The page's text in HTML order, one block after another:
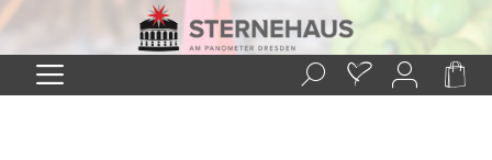
Zum Hauptinhalt springen